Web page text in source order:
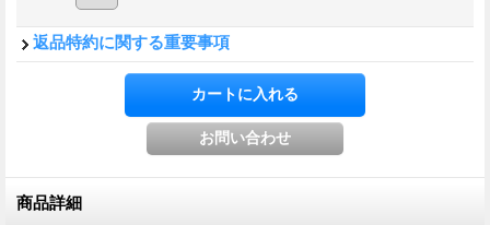
返品特約に関する重要事項
商品詳細